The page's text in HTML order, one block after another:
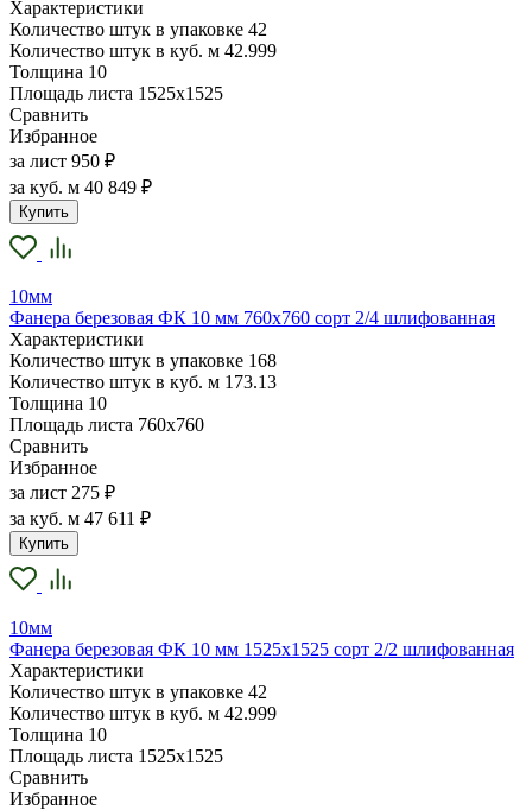
Характеристики
Количество штук в упаковке 42
Количество штук в куб. м 42.999
Толщина 10
Площадь листа 1525х1525
Сравнить
Избранное
за лист 950 ₽
за куб. м 40 849 ₽
Купить
10мм
Фанера березовая ФК 10 мм 760х760 сорт 2/4 шлифованная
Характеристики
Количество штук в упаковке 168
Количество штук в куб. м 173.13
Толщина 10
Площадь листа 760х760
Сравнить
Избранное
за лист 275 ₽
за куб. м 47 611 ₽
Купить
10мм
Фанера березовая ФК 10 мм 1525х1525 сорт 2/2 шлифованная
Характеристики
Количество штук в упаковке 42
Количество штук в куб. м 42.999
Толщина 10
Площадь листа 1525х1525
Сравнить
Избранное